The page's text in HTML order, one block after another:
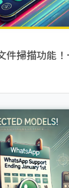
件掃描功能